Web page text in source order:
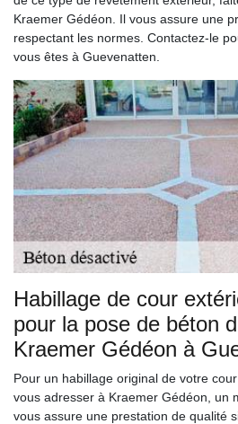
Kraemer Gédéon. Il vous assure une
respectant les normes. Contactez-le
vous êtes à Guevenatten.
Habillage de cour
pour la pose de béton
Kraemer Gédéon à
Pour un habillage original de votre
vous adresser à Kraemer Gédéon, un
vous assure une prestation de qualité